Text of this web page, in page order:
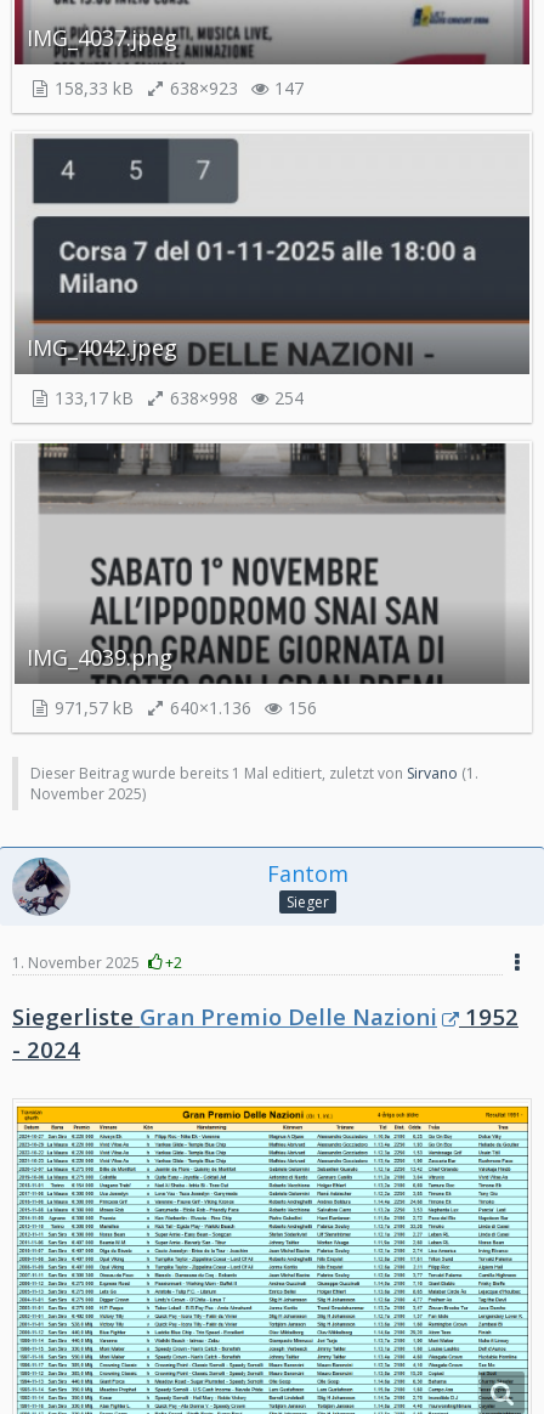
IMG_4037.jpeg
158,33 kB 638×923 147
IMG_4042.jpeg
133,17 kB 638×998 254
IMG_4039.png
971,57 kB 640×1.136 156
Dieser Beitrag wurde bereits 1 Mal editiert, zuletzt von Sirvano (1.
November 2025)
Fantom
Sieger
1. November 2025 +2
Siegerliste Gran Premio Delle Nazioni
1952
- 2024